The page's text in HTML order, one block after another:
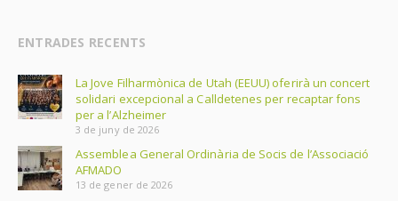
ENTRADES RECENTS
La Jove Filharmònica de Utah (EEUU) oferirà un concert
solidari excepcional a Calldetenes per recaptar fons
per a l’Alzheimer
3 de juny de 2026
Assemblea General Ordinària de Socis de l’Associació
AFMADO
13 de gener de 2026